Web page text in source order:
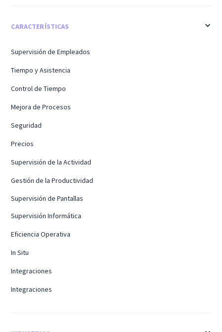
CARACTERÍSTICAS
Supervisión de Empleados
Tiempo y Asistencia
Control de Tiempo
Mejora de Procesos
Seguridad
Precios
Supervisión de la Actividad
Gestión de la Productividad
Supervisión de Pantallas
Supervisión Informática
Eficiencia Operativa
In Situ
Integraciones
Integraciones